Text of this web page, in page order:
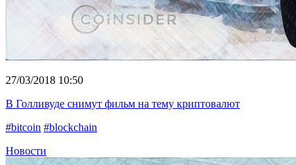
27/03/2018 10:50
В Голливуде снимут фильм на тему криптовалют
#bitcoin #blockchain
Новости